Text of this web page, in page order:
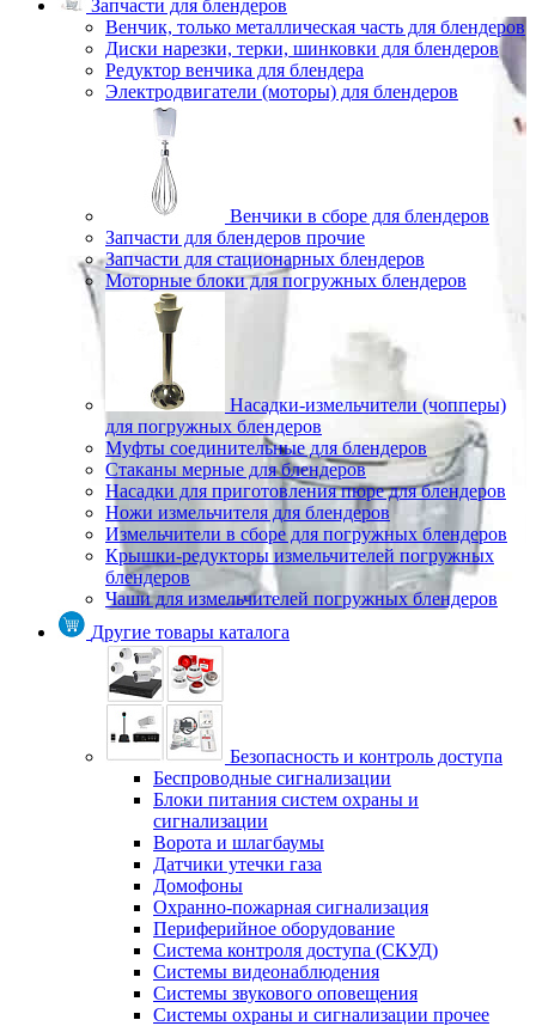
Запчасти для блендеров
Венчик, только металлическая часть для блендеров
Диски нарезки, терки, шинковки для блендеров
Редуктор венчика для блендера
Электродвигатели (моторы) для блендеров
Венчики в сборе для блендеров
Запчасти для блендеров прочие
Запчасти для стационарных блендеров
Моторные блоки для погружных блендеров
Насадки-измельчители (чопперы)
для погружных блендеров
Муфты соединительные для блендеров
Стаканы мерные для блендеров
Насадки для приготовления пюре для блендеров
Ножи измельчителя для блендеров
Измельчители в сборе для погружных блендеров
Крышки-редукторы измельчителей погружных
блендеров
Чаши для измельчителей погружных блендеров
Другие товары каталога
Безопасность и контроль доступа
Беспроводные сигнализации
Блоки питания систем охраны и
сигнализации
Ворота и шлагбаумы
Датчики утечки газа
Домофоны
Охранно-пожарная сигнализация
Периферийное оборудование
Система контроля доступа (СКУД)
Системы видеонаблюдения
Системы звукового оповещения
Системы охраны и сигнализации прочее